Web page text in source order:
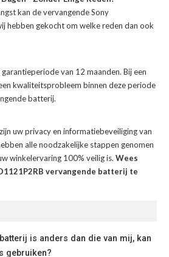
kan devervangende Sony
hebben gekocht om welke reden dan ook
garantieperiode van 12 maanden. Bij een
kwaliteitsprobleem binnen deze periode
batterij.
uw privacy en informatiebeveiliging van
alle noodzakelijke stappen genomen
winkelervaring 100% veilig is. Wees
vervangende batterij te
is anders dan die van mij, kan
gebruiken?